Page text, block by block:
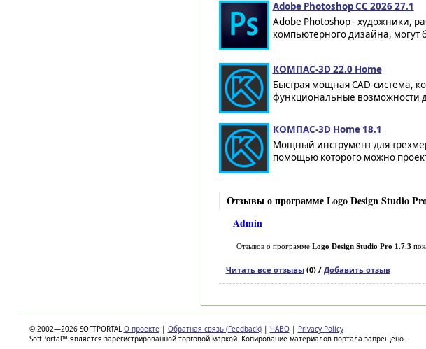
Adobe Photoshop CC 2026 27.1
Adobe Photoshop - художники,
компьютерного дизайна, могут
КОМПАС-3D 22.0 Home
Быстрая мощная CAD-система,
функциональные возможности
КОМПАС-3D Home 18.1
Мощный инструмент для
помощью которого можно
Отзывы о программе Logo Design Studio
Admin
Отзывов о программе Logo Design Studio Pro 1.7.3
Читать все отзывы(0) / Добавить отзыв
© 2002—2026 SOFTPORTAL О проекте | Обратная связь (Feedback) | ЧАВО | Privacy Policy
SoftPortal™ является зарегистрированной торговой маркой. Копирование материалов портала запрещено.